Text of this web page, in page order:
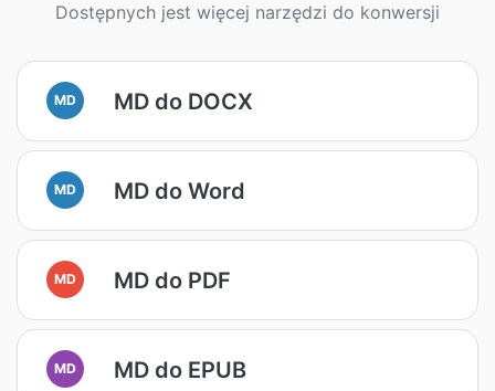
Dostępnych jest więcej narzędzi do konwersji
MD MD do DOCX
MD MD do Word
MD MD do PDF
MD MD do EPUB